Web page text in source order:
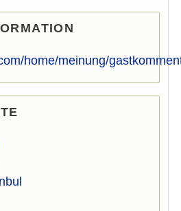
home/meinung/